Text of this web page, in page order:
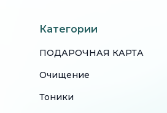
Категории
ПОДАРОЧНАЯ КАРТА
Очищение
Тоники